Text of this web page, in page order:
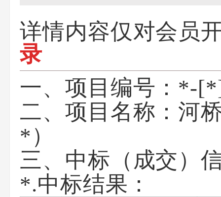
详情内容仅对会员
录
一、项目编号： *-
二、项目名称： 河
*）
三、中标（成交）
*.中标结果：